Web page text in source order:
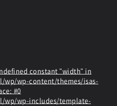
constant "width" in
wp/wp-content/themes/isas-
#0
wp/wp-includes/template-